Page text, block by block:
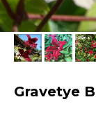
Gravetye